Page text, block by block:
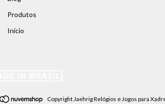
Produtos
Início
Copyright Jaehrig Relógios e Jogos para